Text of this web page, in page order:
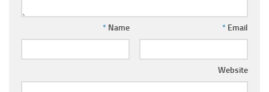
Name
* Email
*
Website